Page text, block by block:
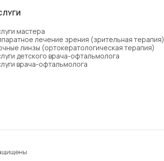
мастера
лечение зрения (зрительная терапия)
линзы (ортокератологическая терапия)
детского врача-офтальмолога
врача-офтальмолога